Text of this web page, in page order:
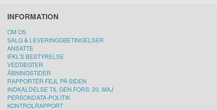
INFORMATION
OM OS
SALG & LEVERINGSBETINGELSER
ANSATTE
IFKL'S BESTYRELSE
VEDTÆGTER
ÅBNINGSTIDER
RAPPORTÉR FEJL PÅ SIDEN
INDKALDELSE TIL GEN.FORS. 20. MAJ
PERSONDATA-POLITIK
KONTROLRAPPORT